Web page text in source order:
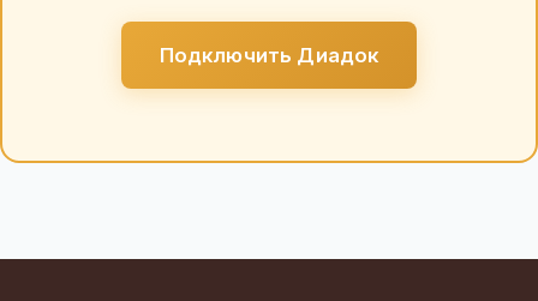
Подключить Диадок